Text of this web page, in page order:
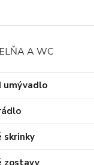
A WC
umývadlo
skrinky